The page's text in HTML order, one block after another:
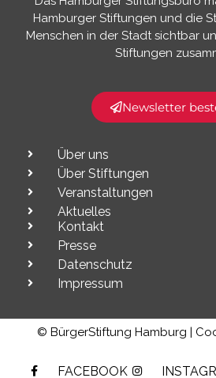
Hamburger Stiftungen und die
Menschen in der Stadt sichtbar
Stiftungen
Newsletter
Über uns
Über Stiftungen
Veranstaltungen
Aktuelles
Kontakt
Presse
Datenschutz
Impressum
© BürgerStiftung Hamburg |
FACEBOOK